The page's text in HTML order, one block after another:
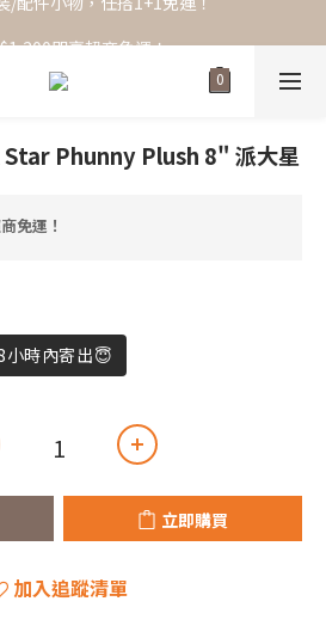
即享超商免運！
Phunny Plush 8" 派大星
免運！
小時內寄出😇
立即購買
加入追蹤清單